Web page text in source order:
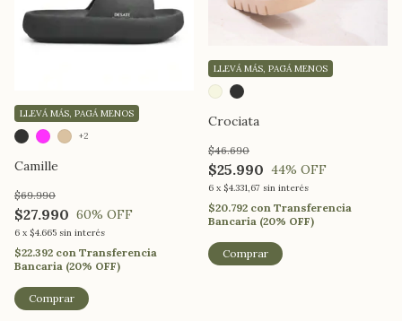
Camille
$27.990
$69.990
60% OFF
6 x $4.665 sin interés
LLEVÁ MÁS, PAGÁ MENOS
$22.392 con Transferencia
Bancaria (20% OFF)
+2
Comprar
Crociata
$25.990
$46.690
44% OFF
6 x $4.331,67 sin interés
LLEVÁ MÁS, PAGÁ MENOS
$20.792 con Transferencia
Bancaria (20% OFF)
Comprar